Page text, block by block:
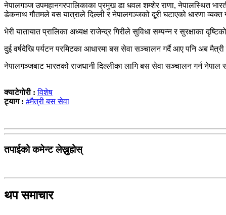
नेपालगञ्ज उपमहानगरपालिकाका प्रमुख डा धवल शम्शेर राणा, नेपालस्थित
डेकनाथ गौतमले बस यात्राले दिल्ली र नेपालगञ्जको दूरी घटाएको धारणा व्यक्त
भेरी यातायात प्रालिका अध्यक्ष राजेन्द्र गिरीले सुविधा सम्पन्न र सुरक्षाका
दुई वर्षदेखि पर्यटन परमिटका आधारमा बस सेवा सञ्चालन गर्दै आए पनि अब
नेपालगञ्जबाट भारतको राजधानी दिल्लीका लागि बस सेवा सञ्चालन गर्न नेपाल
क्याटेगोरी :विशेष
ट्याग : #मैत्री बस सेवा
तपाईको कमेन्ट लेख्नुहोस्
थप समाचार